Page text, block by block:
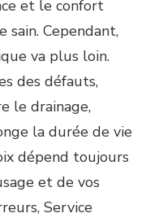
et le confort
sain. Cependant,
va plus loin.
des défauts,
le drainage,
la durée de vie
dépend toujours
et de vos
Service